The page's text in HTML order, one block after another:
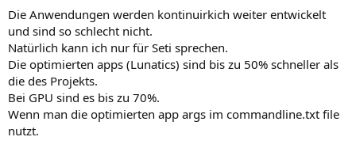
Die Anwendungen werden kontinuirkich weiter entwickelt
und sind so schlecht nicht.
Natürlich kann ich nur für Seti sprechen.
Die optimierten apps (Lunatics) sind bis zu 50% schneller als
die des Projekts.
Bei GPU sind es bis zu 70%.
Wenn man die optimierten app args im commandline.txt file
nutzt.